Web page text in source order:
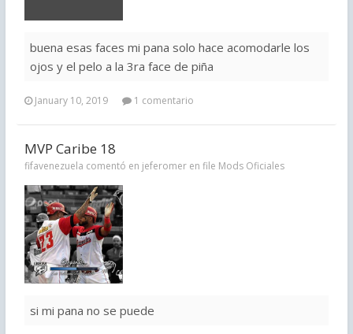
buena esas faces mi pana solo hace acomodarle los
ojos y el pelo a la 3ra face de piña
January 10, 2019 1 comentario
MVP Caribe 18
fifavenezuela comentó en jeferomer en file Mods Oficiales
si mi pana no se puede